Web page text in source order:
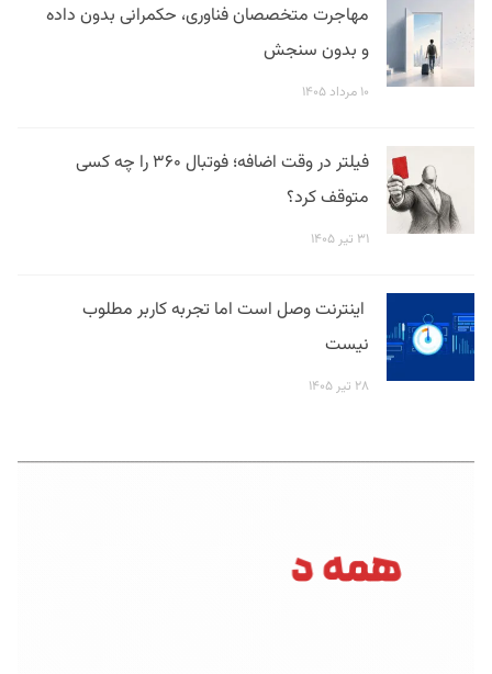
مهاجرت متخصصان فناوری، حکمرانی بدون داده
و بدون سنجش
۱۰ مرداد ۱۴۰۵
فیلتر در وقت اضافه؛ فوتبال ۳۶۰ را چه کسی
متوقف کرد؟
۳۱ تیر ۱۴۰۵
اینترنت وصل است اما تجربه کاربر مطلوب
نیست
۲۸ تیر ۱۴۰۵